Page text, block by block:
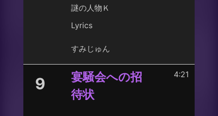
謎の人物Ｋ
Lyrics
すみじゅん
9
宴騒会への招
待状
4:21